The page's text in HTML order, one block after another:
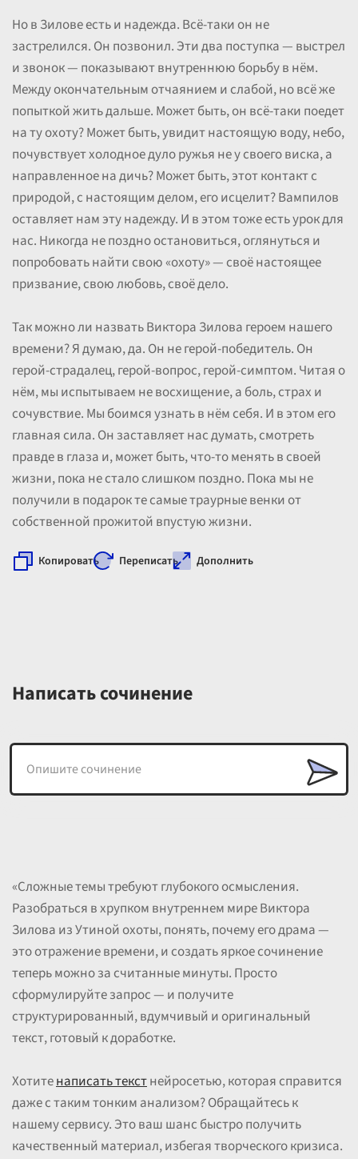
Но в Зилове есть и надежда. Всё-таки он не
застрелился. Он позвонил. Эти два поступка — выстрел
и звонок — показывают внутреннюю борьбу в нём.
Между окончательным отчаянием и слабой, но всё же
попыткой жить дальше. Может быть, он всё-таки поедет
на ту охоту? Может быть, увидит настоящую воду, небо,
почувствует холодное дуло ружья не у своего виска, а
направленное на дичь? Может быть, этот контакт с
природой, с настоящим делом, его исцелит? Вампилов
оставляет нам эту надежду. И в этом тоже есть урок для
нас. Никогда не поздно остановиться, оглянуться и
попробовать найти свою «охоту» — своё настоящее
призвание, свою любовь, своё дело.
Так можно ли назвать Виктора Зилова героем нашего
времени? Я думаю, да. Он не герой-победитель. Он
герой-страдалец, герой-вопрос, герой-симптом. Читая о
нём, мы испытываем не восхищение, а боль, страх и
сочувствие. Мы боимся узнать в нём себя. И в этом его
главная сила. Он заставляет нас думать, смотреть
правде в глаза и, может быть, что-то менять в своей
жизни, пока не стало слишком поздно. Пока мы не
получили в подарок те самые траурные венки от
собственной прожитой впустую жизни.
Копировать Переписать Дополнить
Написать сочинение
«Сложные темы требуют глубокого осмысления.
Разобраться в хрупком внутреннем мире Виктора
Зилова из Утиной охоты, понять, почему его драма —
это отражение времени, и создать яркое сочинение
теперь можно за считанные минуты. Просто
сформулируйте запрос — и получите
структурированный, вдумчивый и оригинальный
текст, готовый к доработке.
Хотитенаписать текстнейросетью, которая справится
даже с таким тонким анализом? Обращайтесь к
нашему сервису. Это ваш шанс быстро получить
качественный материал, избегая творческого кризиса.